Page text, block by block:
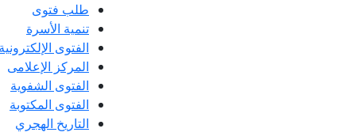
طلب فتوى
تنمية الأسرة
الفتوى الإلكترونية
المركز الإعلامى
الفتوى الشفوية
الفتوى المكتوبة
التاريخ الهجري